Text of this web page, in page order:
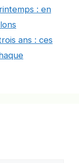
: en
ans : ces